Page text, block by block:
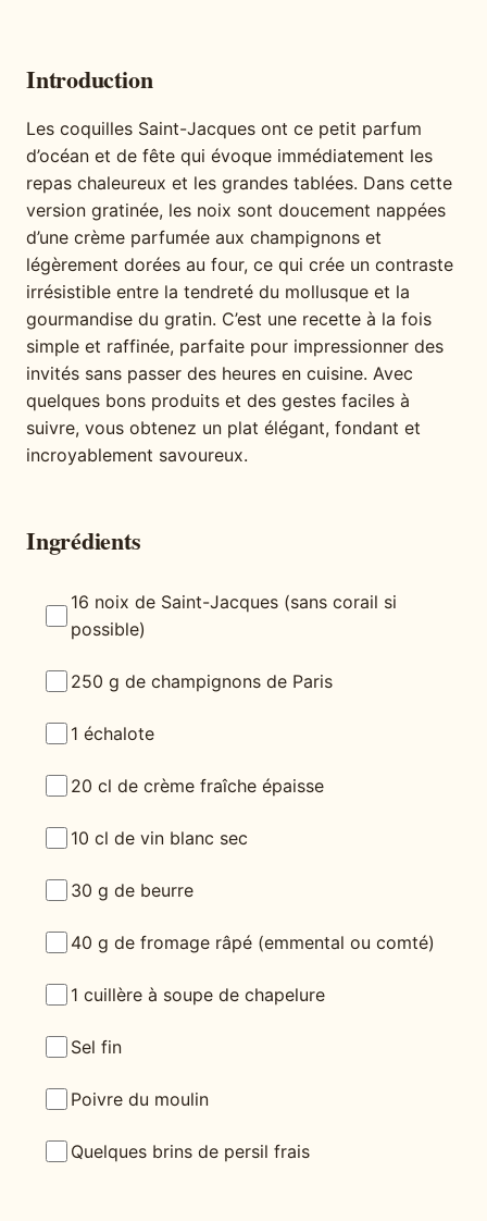
Introduction
Les coquilles Saint-Jacques ont ce petit parfum
d’océan et de fête qui évoque immédiatement les
repas chaleureux et les grandes tablées. Dans cette
version gratinée, les noix sont doucement nappées
d’une crème parfumée aux champignons et
légèrement dorées au four, ce qui crée un contraste
irrésistible entre la tendreté du mollusque et la
gourmandise du gratin. C’est une recette à la fois
simple et raffinée, parfaite pour impressionner des
invités sans passer des heures en cuisine. Avec
quelques bons produits et des gestes faciles à
suivre, vous obtenez un plat élégant, fondant et
incroyablement savoureux.
Ingrédients
16 noix de Saint-Jacques (sans corail si
possible)
250 g de champignons de Paris
1 échalote
20 cl de crème fraîche épaisse
10 cl de vin blanc sec
30 g de beurre
40 g de fromage râpé (emmental ou comté)
1 cuillère à soupe de chapelure
Sel fin
Poivre du moulin
Quelques brins de persil frais